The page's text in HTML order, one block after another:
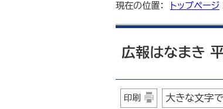
現在の位置： トップページ
広報はなまき
印刷 大きな文字